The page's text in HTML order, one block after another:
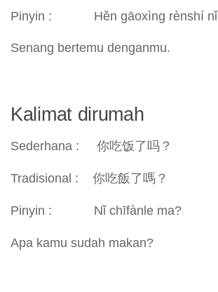
Pinyin : Hěn gāoxìng rènshí nǐ
Senang bertemu denganmu.
Kalimat dirumah
Sederhana : 你吃饭了吗？
Tradisional : 你吃飯了嗎？
Pinyin : Nǐ chīfànle ma?
Apa kamu sudah makan?